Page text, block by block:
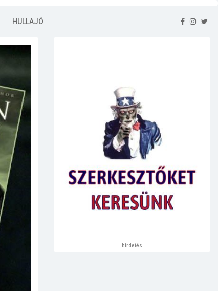
HULLAJÓ
hirdetés